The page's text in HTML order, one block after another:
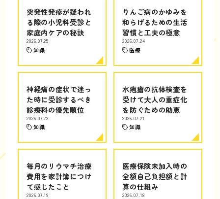
突発性発疹が疑われ
る際の小児科受診と
家庭内ケアの秘訣
2026.07.25
知識
りんご病のかゆみを
和らげるための生活
習慣と工夫の極意
2026.07.24
医療
神経痛の症状で迷っ
た時に受診するべき
診療科の優先順位
2026.07.22
知識
水疱瘡の抗体検査を
受けて大人の重症化
を防ぐための助恵
2026.07.21
知識
毎月のリウマチ治療
費用を家計簿につけ
て感じたこと
2026.07.19
医療保険未加入時の
全額自己負担額と計
算の仕組み
2026.07.18